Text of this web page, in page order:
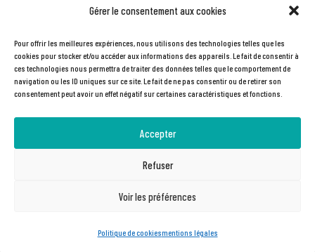
Gérer le consentement aux cookies
Pour offrir les meilleures expériences, nous utilisons des technologies telles que les
cookies pour stocker et/ou accéder aux informations des appareils. Le fait de consentir à
ces technologies nous permettra de traiter des données telles que le comportement de
navigation ou les ID uniques sur ce site. Le fait de ne pas consentir ou de retirer son
consentement peut avoir un effet négatif sur certaines caractéristiques et fonctions.
Accepter
Refuser
Voir les préférences
Politique de cookiesmentions légales
Pause vélo mardi 19 décembre |
Atelier vélo participatif
Marquage Bicycode – sécurise ton
vélo ! Jeudi 18 janvier